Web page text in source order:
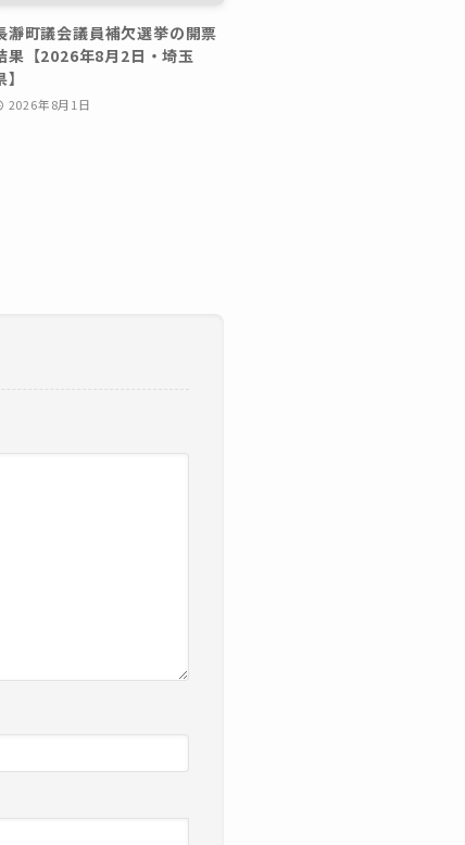
瀞町議会議員補欠選挙の開票
果【2026年8月2日・埼玉
】
2026年8月1日